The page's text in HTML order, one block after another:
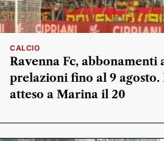
CALCIO
Ravenna Fc, abbonamenti
prelazioni fino al 9 agosto.
atteso a Marina il 20